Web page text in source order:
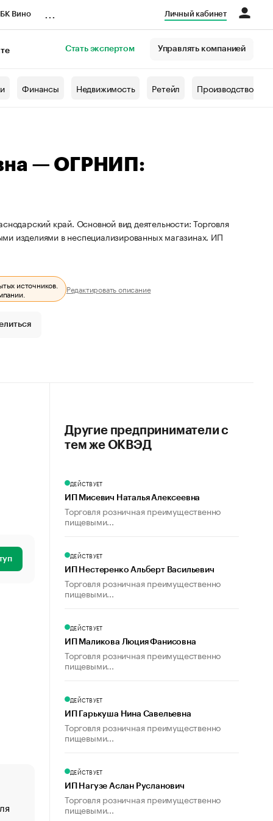
Вино Личный кабинет
Стать экспертом Управлять компанией
Финансы Недвижимость Ретейл Производство
— ОГРНИП:
край. Основной вид деятельности: Торговля
изделиями в неспециализированных магазинах. ИП
источников. Редактировать описание
«От спорта тело стареет иначе». Как живет глава
Другие предприниматели с
тем же ОКВЭД
ДЕЙСТВУЕТ
ИП Мисевич Наталья Алексеевна
Торговля розничная преимущественно
пищевыми...
ДЕЙСТВУЕТ
ИП Нестеренко Альберт Васильевич
Торговля розничная преимущественно
пищевыми...
ДЕЙСТВУЕТ
ИП Маликова Люция Фанисовна
Торговля розничная преимущественно
пищевыми...
ДЕЙСТВУЕТ
ИП Гарькуша Нина Савельевна
Торговля розничная преимущественно
пищевыми...
ДЕЙСТВУЕТ
ИП Нагузе Аслан Русланович
Торговля розничная преимущественно
пищевыми...